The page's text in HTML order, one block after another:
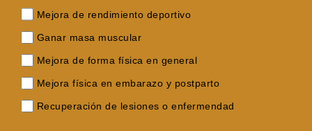
Mejora de rendimiento deportivo
Ganar masa muscular
Mejora de forma física en general
Mejora física en embarazo y postparto
Recuperación de lesiones o enfermendad